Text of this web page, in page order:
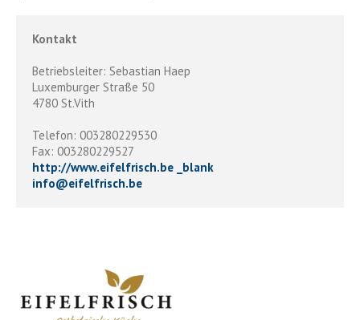
Kontakt
Betriebsleiter: Sebastian Haep
Luxemburger Straße 50
4780 St.Vith
Telefon: 003280229530
Fax: 003280229527
http://www.eifelfrisch.be _blank
info@eifelfrisch.be